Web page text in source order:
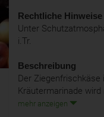
Rechtliche Hinweise
Unter
i.Tr.
Beschreibung
Der Ziegenfrischkäse
Kräutermarinade wird
mehr anzeigen